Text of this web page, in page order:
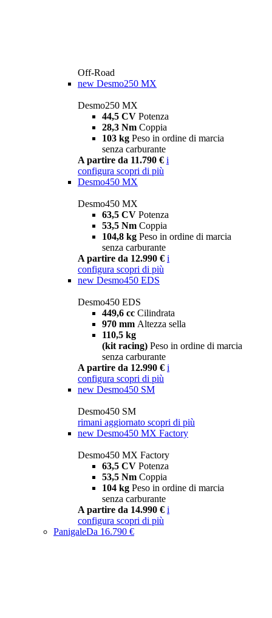
Off-Road
new Desmo250 MX
Desmo250 MX
44,5 CV Potenza
28,3 Nm Coppia
103 kg Peso in ordine di marcia
senza carburante
A partire da 11.790 € i
configura scopri di più
Desmo450 MX
Desmo450 MX
63,5 CV Potenza
53,5 Nm Coppia
104,8 kg Peso in ordine di marcia
senza carburante
A partire da 12.990 € i
configura scopri di più
new Desmo450 EDS
Desmo450 EDS
449,6 cc Cilindrata
970 mm Altezza sella
110,5 kg
(kit racing) Peso in ordine di marcia
senza carburante
A partire da 12.990 € i
configura scopri di più
new Desmo450 SM
Desmo450 SM
rimani aggiornato scopri di più
new Desmo450 MX Factory
Desmo450 MX Factory
63,5 CV Potenza
53,5 Nm Coppia
104 kg Peso in ordine di marcia
senza carburante
A partire da 14.990 € i
configura scopri di più
PanigaleDa 16.790 €